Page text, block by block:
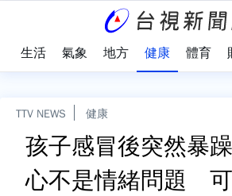
生活 氣象 地方 健康 體育
TTV NEWS 健康
孩子感冒後突然暴
心不是情緒問題